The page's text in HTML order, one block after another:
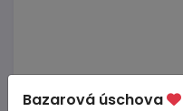
Bazarová úschova